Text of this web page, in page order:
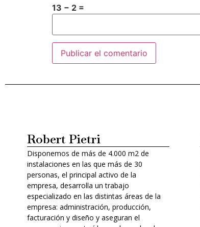
13 − 2 =
Robert Pietri
Disponemos de más de 4.000 m2 de
instalaciones en las que más de 30
personas, el principal activo de la
empresa, desarrolla un trabajo
especializado en las distintas áreas de la
empresa: administración, producción,
facturación y diseño y aseguran el